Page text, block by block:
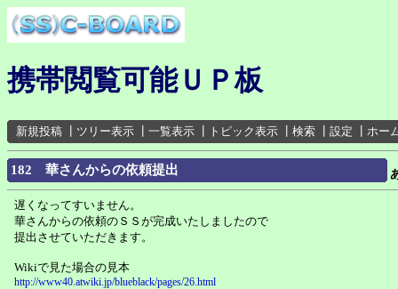
携帯閲覧可能ＵＰ板
新規投稿 ツリー表示 一覧表示 トピック表示 検索 設定 ホー
182 華さんからの依頼提出
遅くなってすいません。
華さんからの依頼のＳＳが完成いたしましたので
提出させていただきます。
Wikiで見た場合の見本
http://www40.atwiki.jp/blueblack/pages/26.html